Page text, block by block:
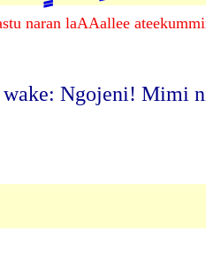
naran laAAallee
Ngojeni! Mimi